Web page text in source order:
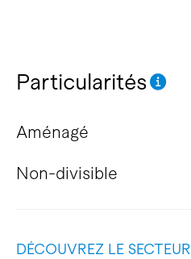
Particularités
Aménagé
Non-divisible
DÉCOUVREZ LE SECTEUR